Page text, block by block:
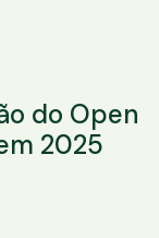
do Open
2025